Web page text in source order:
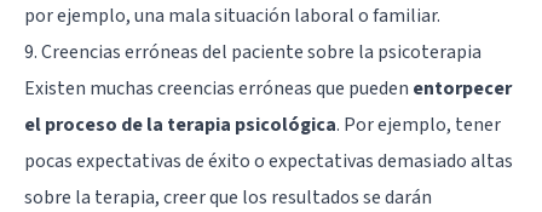
por ejemplo, una mala situación laboral o familiar.
9. Creencias erróneas del paciente sobre la psicoterapia
Existen muchas creencias erróneas que pueden entorpecer
el proceso de la terapia psicológica. Por ejemplo, tener
pocas expectativas de éxito o expectativas demasiado altas
sobre la terapia, creer que los resultados se darán